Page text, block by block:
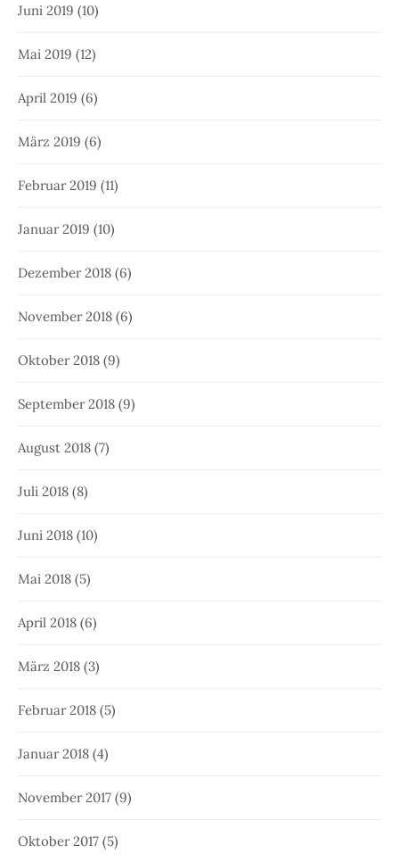
Juni 2019 (10)
Mai 2019 (12)
April 2019 (6)
März 2019 (6)
Februar 2019 (11)
Januar 2019 (10)
Dezember 2018 (6)
November 2018 (6)
Oktober 2018 (9)
September 2018 (9)
August 2018 (7)
Juli 2018 (8)
Juni 2018 (10)
Mai 2018 (5)
April 2018 (6)
März 2018 (3)
Februar 2018 (5)
Januar 2018 (4)
November 2017 (9)
Oktober 2017 (5)